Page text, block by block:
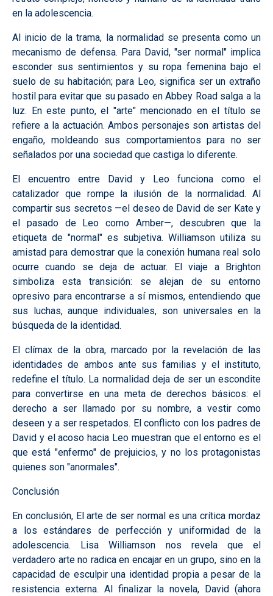
en la adolescencia.
Al inicio de la trama, la normalidad se presenta como un
mecanismo de defensa. Para David, "ser normal" implica
esconder sus sentimientos y su ropa femenina bajo el
suelo de su habitación; para Leo, significa ser un extraño
hostil para evitar que su pasado en Abbey Road salga a la
luz. En este punto, el "arte" mencionado en el título se
refiere a la actuación. Ambos personajes son artistas del
engaño, moldeando sus comportamientos para no ser
señalados por una sociedad que castiga lo diferente.
El encuentro entre David y Leo funciona como el
catalizador que rompe la ilusión de la normalidad. Al
compartir sus secretos —el deseo de David de ser Kate y
el pasado de Leo como Amber—, descubren que la
etiqueta de "normal" es subjetiva. Williamson utiliza su
amistad para demostrar que la conexión humana real solo
ocurre cuando se deja de actuar. El viaje a Brighton
simboliza esta transición: se alejan de su entorno
opresivo para encontrarse a sí mismos, entendiendo que
sus luchas, aunque individuales, son universales en la
búsqueda de la identidad.
El clímax de la obra, marcado por la revelación de las
identidades de ambos ante sus familias y el instituto,
redefine el título. La normalidad deja de ser un escondite
para convertirse en una meta de derechos básicos: el
derecho a ser llamado por su nombre, a vestir como
deseen y a ser respetados. El conflicto con los padres de
David y el acoso hacia Leo muestran que el entorno es el
que está "enfermo" de prejuicios, y no los protagonistas
quienes son "anormales".
Conclusión
En conclusión, El arte de ser normal es una crítica mordaz
a los estándares de perfección y uniformidad de la
adolescencia. Lisa Williamson nos revela que el
verdadero arte no radica en encajar en un grupo, sino en la
capacidad de esculpir una identidad propia a pesar de la
resistencia externa. Al finalizar la novela, David (ahora